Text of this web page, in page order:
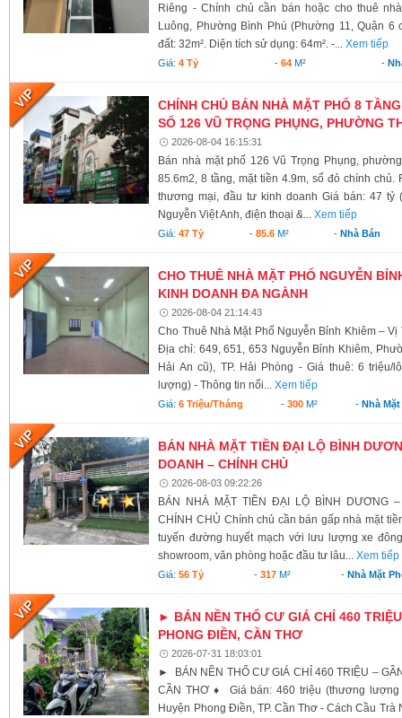
Riêng - Chính chủ cần bán hoặc cho thuê
Luông, Phường Bình Phú (Phường 11, Quận 6
đất: 32m². Diện tích sử dụng: 64m². -...Xem tiếp
Giá:4 Tỷ - 64M² -
CHÍNH CHỦ BÁN NHÀ MẶT PHỐ 8
SỐ 126 VŨ TRỌNG PHỤNG, PHƯỜNG
2026-08-04 16:15:31
Bán nhà mặt phố 126 Vũ Trọng Phụng,
85.6m2, 8 tầng, mặt tiền 4.9m, sổ đỏ chính
thương mại, đầu tư kinh doanh Giá bán: 47
Nguyễn Việt Anh, điện thoại &...Xem tiếp
Giá:47 Tỷ - 85.6M² - Nhà Bán
CHO THUÊ NHÀ MẶT PHỐ NGUYỄN
KINH DOANH ĐA NGÀNH
2026-08-04 21:14:43
Cho Thuê Nhà Mặt Phố Nguyễn Bỉnh Khiêm –
Địa chỉ: 649, 651, 653 Nguyễn Bỉnh Khiêm,
Hải An cũ), TP. Hải Phòng - Giá thuê: 6 triệu/
lượng) - Thông tin nổi...Xem tiếp
Giá:6 Triệu/tháng -300 M² - Nhà
BÁN NHÀ MẶT TIỀN ĐẠI LỘ BÌNH
DOANH – CHÍNH CHỦ
2026-08-03 09:22:26
BÁN NHÀ MẶT TIỀN ĐẠI LỘ BÌNH DƯƠNG
CHÍNH CHỦ Chính chủ cần bán gấp nhà mặt
tuyến đường huyết mạch với lưu lượng xe
showroom, văn phòng hoặc đầu tư lâu...Xem tiếp
Giá:56 Tỷ -317 M² - Nhà Mặt
► BÁN NỀN THỔ CƯ GIÁ CHỈ 460
PHONG ĐIỀN, CẦN THƠ
2026-07-31 18:03:01
► BÁN NỀN THỔ CƯ GIÁ CHỈ 460 TRIỆU –
CẦN THƠ ♦ Giá bán: 460 triệu (thương
Huyện Phong Điền, TP. Cần Thơ - Cách Cầu Trà